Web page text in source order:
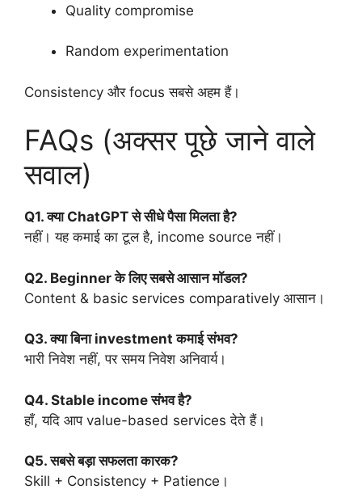
Quality compromise
Random experimentation
Consistency और focus सबसे अहम हैं।
FAQs (अक्सर पूछे जाने वाले
सवाल)
Q1. क्या ChatGPT से सीधे पैसा मिलता है?
नहीं। यह कमाई का टूल है, income source नहीं।
Q2. Beginner के लिए सबसे आसान मॉडल?
Content & basic services comparatively आसान।
Q3. क्या बिना investment कमाई संभव?
भारी निवेश नहीं, पर समय निवेश अनिवार्य।
Q4. Stable income संभव है?
हाँ, यदि आप value-based services देते हैं।
Q5. सबसे बड़ा सफलता कारक?
Skill + Consistency + Patience।